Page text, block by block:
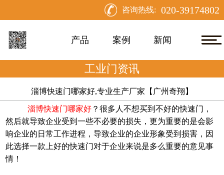
咨询热线: 020-39174802
产品 案例 新闻
工业门资讯
淄博快速门哪家好,专业生产厂家【广州奇翔】
淄博快速门哪家好 ？很多人不想买到不好的快速门，
然后就导致企业受到一些不必要的损失，更为重要的是会影
响企业的日常工作进程，导致企业的企业形象受到损害，因
此选择一款上好的快速门对于企业来说是多么重要的意见事
情！